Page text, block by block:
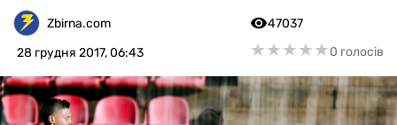
РІЗНЕ
БУКМЕКЕРИ
Zbirna.com
28 грудня 2017, 06:43
47037
★★★★★
★★★★★0 голосів